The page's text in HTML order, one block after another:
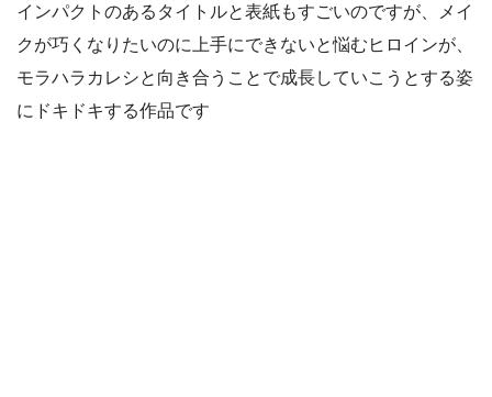
インパクトのあるタイトルと表紙もすごいのですが、メイ
クが巧くなりたいのに上手にできないと悩むヒロインが、
モラハラカレシと向き合うことで成長していこうとする姿
にドキドキする作品です